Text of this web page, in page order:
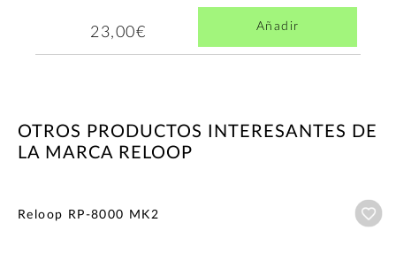
23,00€ Añadir
OTROS PRODUCTOS INTERESANTES DE
LA MARCA RELOOP
Reloop RP-8000 MK2